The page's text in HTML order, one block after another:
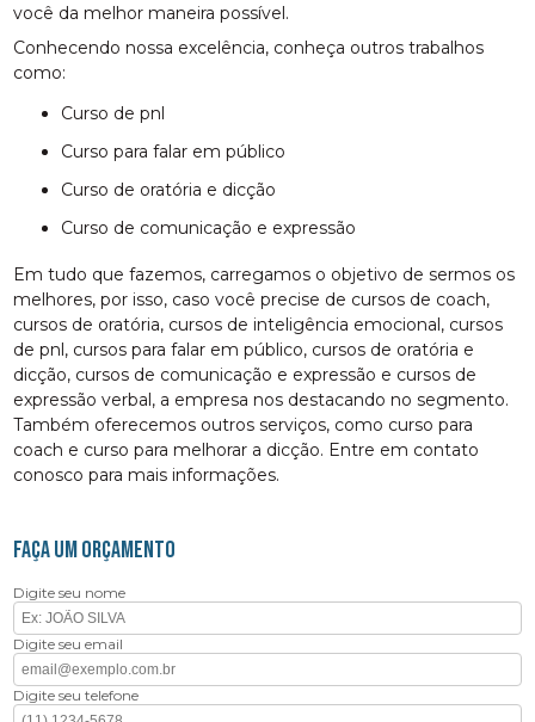
você da melhor maneira possível.
Conhecendo nossa excelência, conheça outros trabalhos
como:
curso de pnl
curso para falar em público
curso de oratória e dicção
curso de comunicação e expressão
Em tudo que fazemos, carregamos o objetivo de sermos os
melhores, por isso, caso você precise de cursos de coach,
cursos de oratória, cursos de inteligência emocional, cursos
de pnl, cursos para falar em público, cursos de oratória e
dicção, cursos de comunicação e expressão e cursos de
expressão verbal, a empresa nos destacando no segmento.
Também oferecemos outros serviços, como curso para
coach e curso para melhorar a dicção. Entre em contato
conosco para mais informações.
FAÇA UM ORÇAMENTO
Digite seu nome
Digite seu email
Digite seu telefone